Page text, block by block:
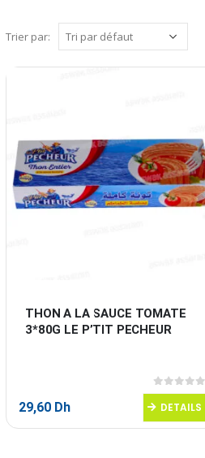
Trier par:
THON A LA SAUCE TOMATE
3*80G LE P’TIT PECHEUR
0sur 5
29,60 Dh DETAILS